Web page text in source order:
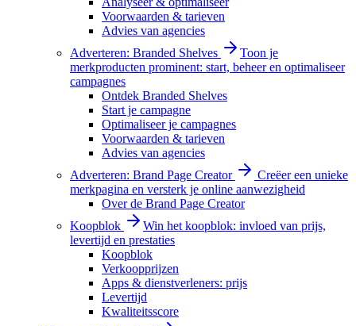
Voorwaarden & tarieven
Advies van agencies
Adverteren: Branded Shelves
Toon je
merkproducten prominent: start, beheer en optimaliseer
campagnes
Ontdek Branded Shelves
Start je campagne
Optimaliseer je campagnes
Voorwaarden & tarieven
Advies van agencies
Adverteren: Brand Page Creator
Creëer een unieke
merkpagina en versterk je online aanwezigheid
Over de Brand Page Creator
Koopblok
Win het koopblok: invloed van prijs,
levertijd en prestaties
Koopblok
Verkoopprijzen
Apps & dienstverleners: prijs
Levertijd
Kwaliteitsscore